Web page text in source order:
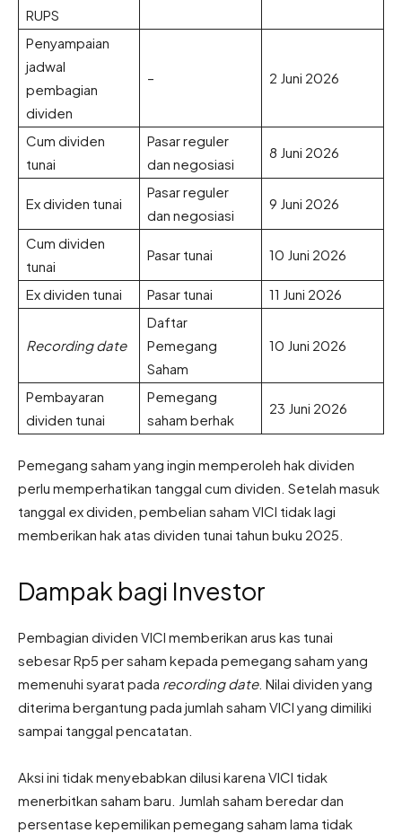
RUPS
Penyampaian
jadwal
pembagian
dividen
– 2 Juni 2026
Cum dividen
tunai
Pasar reguler
dan negosiasi
8 Juni 2026
Ex dividen tunai
Pasar reguler
dan negosiasi
9 Juni 2026
Cum dividen
tunai
Pasar tunai 10 Juni 2026
Ex dividen tunai Pasar tunai 11 Juni 2026
Recording date
Daftar
Pemegang
Saham
10 Juni 2026
Pembayaran
dividen tunai
Pemegang
saham berhak
23 Juni 2026
Pemegang saham yang ingin memperoleh hak dividen
perlu memperhatikan tanggal cum dividen. Setelah masuk
tanggal ex dividen, pembelian saham VICI tidak lagi
memberikan hak atas dividen tunai tahun buku 2025.
Dampak bagi Investor
Pembagian dividen VICI memberikan arus kas tunai
sebesar Rp5 per saham kepada pemegang saham yang
memenuhi syarat pada recording date. Nilai dividen yang
diterima bergantung pada jumlah saham VICI yang dimiliki
sampai tanggal pencatatan.
Aksi ini tidak menyebabkan dilusi karena VICI tidak
menerbitkan saham baru. Jumlah saham beredar dan
persentase kepemilikan pemegang saham lama tidak